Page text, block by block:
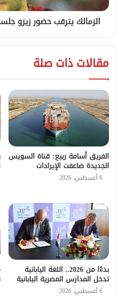
الزمالك يترقب حضور زيزو
مقالات ذات صلة
الفريق أسامة ربيع: قناة السويس
الجديدة ضاعفت الإيرادات
6 أغسطس، 2026
بدءًا من 2026.. اللغة اليابانية
تدخل المدارس المصرية اليابانية
6 أغسطس، 2026